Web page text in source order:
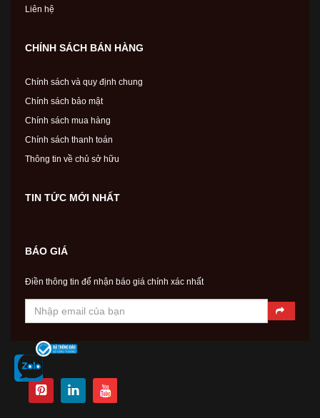
Liên hệ
CHÍNH SÁCH BÁN HÀNG
Chính sách và quy định chung
Chính sách bảo mật
Chính sách mua hàng
Chính sách thanh toán
Thông tin về chủ sở hữu
TIN TỨC MỚI NHẤT
BÁO GIÁ
Điền thông tin để nhận báo giá chính xác nhất